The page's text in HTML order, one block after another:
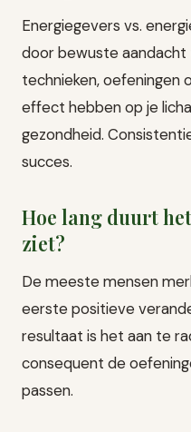
Energiegevers vs.
door bewuste
technieken, oefeningen
effect hebben op je
gezondheid.
succes.
Hoe lang duurt
ziet?
De meeste mensen
eerste positieve
resultaat is het aan te
consequent de
passen.